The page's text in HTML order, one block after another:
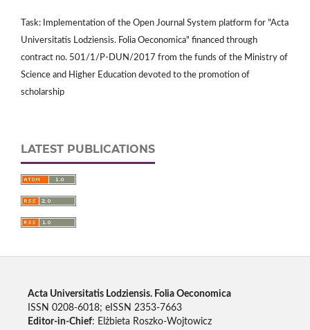
Task: Implementation of the Open Journal System platform for "Acta
Universitatis Lodziensis. Folia Oeconomica" financed through
contract no. 501/1/P-DUN/2017 from the funds of the Ministry of
Science and Higher Education devoted to the promotion of
scholarship
LATEST PUBLICATIONS
Acta Universitatis Lodziensis. Folia Oeconomica
ISSN 0208-6018; eISSN 2353-7663
Editor-in-Chief: Elżbieta Roszko-Wojtowicz